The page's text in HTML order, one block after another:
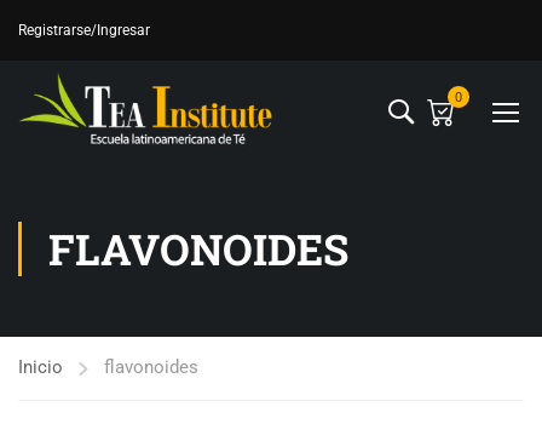
Registrarse/Ingresar
0
FLAVONOIDES
Inicio flavonoides